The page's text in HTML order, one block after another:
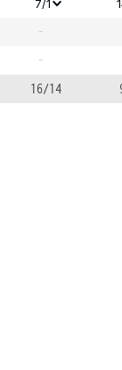
7/1
-
-
16/14